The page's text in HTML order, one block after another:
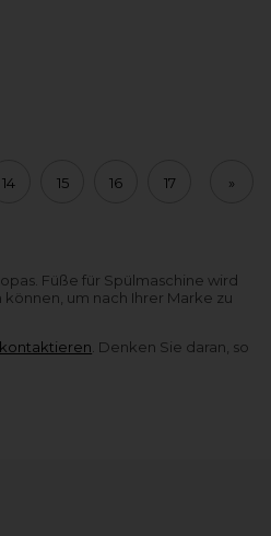
14 15 16 17 »
Füße für Spülmaschine wird
um nach Ihrer Marke zu
kontaktieren. Denken Sie daran, so